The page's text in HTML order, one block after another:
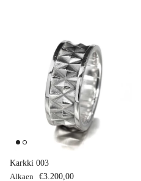
Karkki 003
Normaalihinta
Alkaen €3.200,00